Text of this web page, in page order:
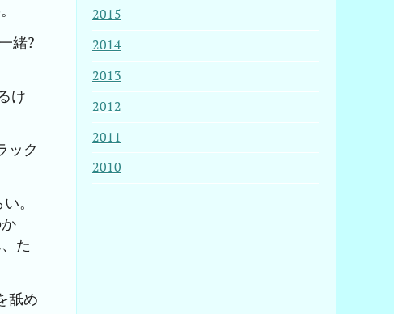
緒?
け
ック
。
た
舐め
2015
2014
2013
2012
2011
2010